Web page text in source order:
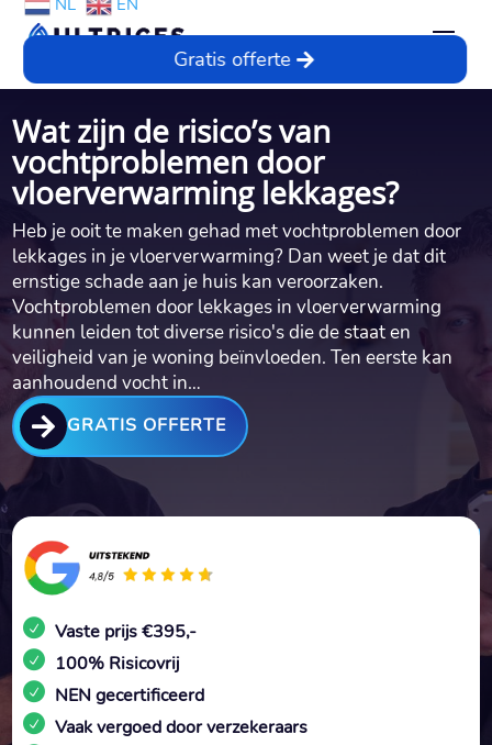
NL EN
Gratis offerte
Wat zijn de risico’s van
vochtproblemen door
vloerverwarming lekkages?
Heb je ooit te maken gehad met vochtproblemen door
lekkages in je vloerverwarming? Dan weet je dat dit
ernstige schade aan je huis kan veroorzaken.​
Vochtproblemen door lekkages in vloerverwarming
kunnen leiden tot diverse risico's die de staat en
veiligheid van je woning beïnvloeden.​ Ten eerste kan
aanhoudend vocht in…
 GRATIS OFFERTE
Vaste prijs €395,-
100% Risicovrij
NEN gecertificeerd
Vaak vergoed door verzekeraars